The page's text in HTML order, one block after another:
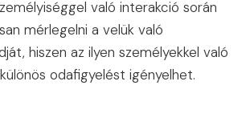
való interakció során
mérlegelni a velük való
hiszen az ilyen személyekkel való
odafigyelést igényelhet.